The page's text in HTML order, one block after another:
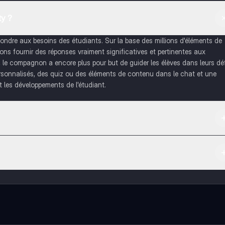
aux besoins des étudiants. Sur la base des millions d'éléments de
fournir des réponses vraiment significatives et pertinentes aux
compagnon a encore plus pour but de guider les élèves dans leurs
des quiz ou des éléments de contenu dans le chat et une
développements de l'étudiant.
de réviser sans limites!